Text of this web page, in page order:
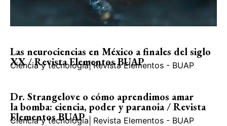
Las neurociencias en México a finales del siglo
XX / Revista Elementos BUAP
Ciencia y tecnología| Revista Elementos - BUAP
Dr. Strangelove o cómo aprendimos amar
la bomba: ciencia, poder y paranoia / Revista
Elementos BUAP
Ciencia y tecnología Revista Elementos - BUAP